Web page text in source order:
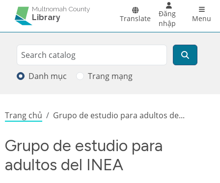
Skip to main content
Multnomah County
Library Translate
Đăng
nhập
Menu
Search
Tìm kiếm
Danh mục Trang mạng
Breadcrumb
Trang chủ Grupo de estudio para adultos de...
Grupo de estudio para
adultos del INEA